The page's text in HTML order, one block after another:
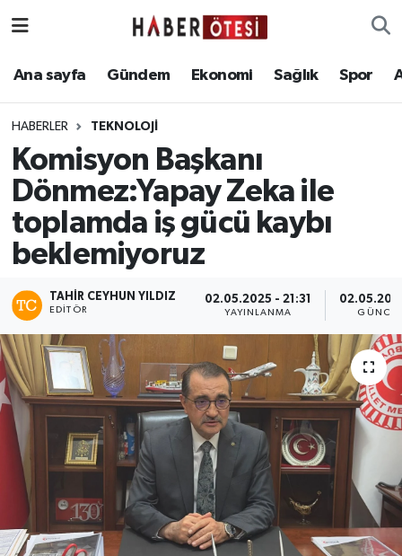
Ana sayfa Gündem Ekonomi Sağlık Spor
HABERLER TEKNOLOJI
Komisyon Başkanı
Dönmez:Yapay Zeka ile
toplamda iş gücü kaybı
beklemiyoruz
TAHIR CEYHUN YILDIZ
EDITÖR
02.05.2025 - 21:31
YAYINLANMA
Ana sayfa
Ekonomi
Sağlık
Spor
Asayiş
Teknoloji
Eskişehir Nöbetçi Eczaneler
Eskişehir Namaz Vakitleri
Eskişehir Trafik Yoğunluk Haritası
Süper Lig Puan Durumu ve Fikstür
Tüm Manşetler
Son Dakika Haberleri
Haber Arşivi